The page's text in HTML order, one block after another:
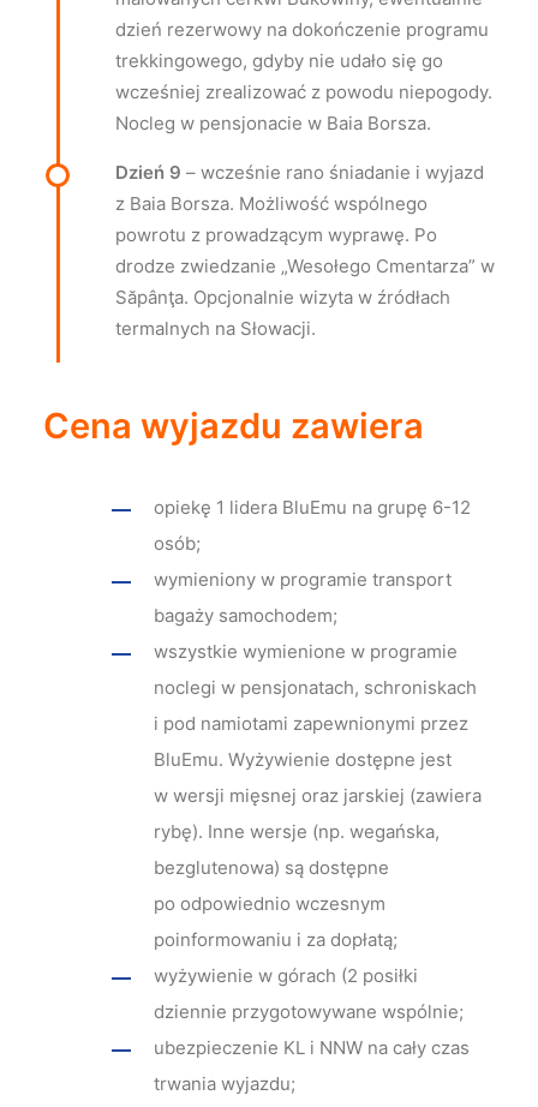
dzień rezerwowy na dokończenie programu
trekkingowego, gdyby nie udało się go
wcześniej zrealizować z powodu niepogody.
Nocleg w pensjonacie w Baia Borsza.
Dzień 9 – wcześnie rano śniadanie i wyjazd
z Baia Borsza. Możliwość wspólnego
powrotu z prowadzącym wyprawę. Po
drodze zwiedzanie „Wesołego Cmentarza” w
Săpânţa. Opcjonalnie wizyta w źródłach
termalnych na Słowacji.
Cena wyjazdu zawiera
opiekę 1 lidera BluEmu na grupę 6-12
osób;
wymieniony w programie transport
bagaży samochodem;
wszystkie wymienione w programie
noclegi w pensjonatach, schroniskach
i pod namiotami zapewnionymi przez
BluEmu. Wyżywienie dostępne jest
w wersji mięsnej oraz jarskiej (zawiera
rybę). Inne wersje (np. wegańska,
bezglutenowa) są dostępne
po odpowiednio wczesnym
poinformowaniu i za dopłatą;
wyżywienie w górach (2 posiłki
dziennie przygotowywane wspólnie;
ubezpieczenie KL i NNW na cały czas
trwania wyjazdu;